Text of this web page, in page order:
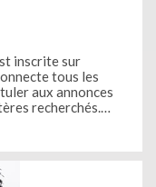
inscrite sur
tous les
aux annonces
recherchés.